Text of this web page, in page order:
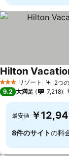
3 ホテルのランク
リゾート 2つ
9.2 大満足 7,218
最安値 ￥
8件のサイトの料